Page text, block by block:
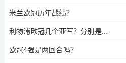
米兰欧冠历年战绩？
利物浦欧冠几个亚军？分别是...
欧冠4强是两回合吗？